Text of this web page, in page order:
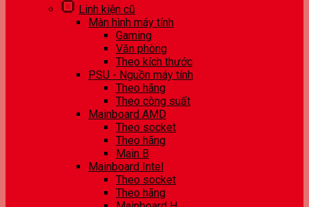
Linh kiện cũ
Màn hình máy tính
Gaming
Văn phòng
Theo kích thước
PSU - Nguồn máy tính
Theo hãng
Theo công suất
Mainboard AMD
Theo socket
Theo hãng
Main B
Mainboard Intel
Theo socket
Theo hãng